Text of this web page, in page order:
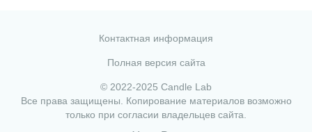
Контактная информация
Полная версия сайта
© 2022-2025 Candle Lab
Все права защищены. Копирование материалов возможно
только при согласии владельцев сайта.